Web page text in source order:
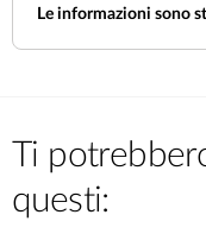
Le informazioni sono
Ti
questi: